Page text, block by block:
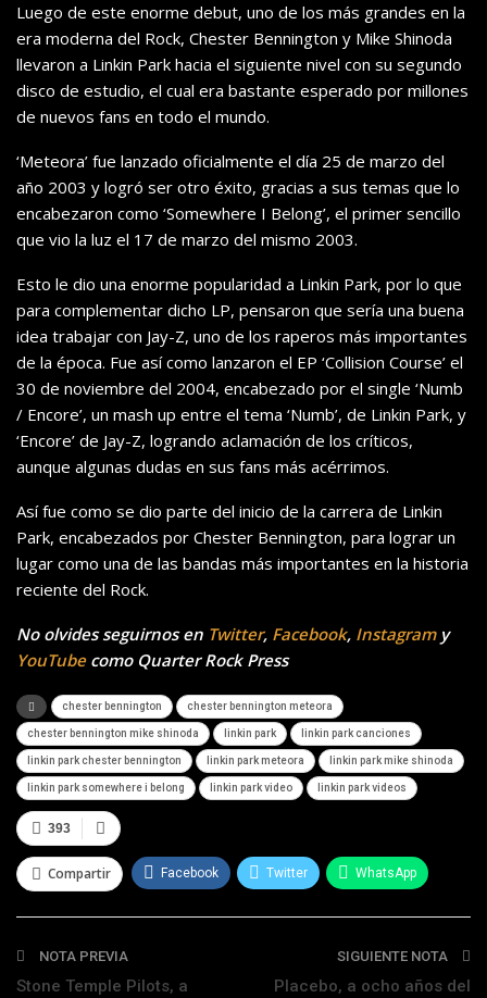
Luego de este enorme debut, uno de los más grandes en la
era moderna del Rock, Chester Bennington y Mike Shinoda
llevaron a Linkin Park hacia el siguiente nivel con su segundo
disco de estudio, el cual era bastante esperado por millones
de nuevos fans en todo el mundo.
‘Meteora’ fue lanzado oficialmente el día 25 de marzo del
año 2003 y logró ser otro éxito, gracias a sus temas que lo
encabezaron como ‘Somewhere I Belong’, el primer sencillo
que vio la luz el 17 de marzo del mismo 2003.
Esto le dio una enorme popularidad a Linkin Park, por lo que
para complementar dicho LP, pensaron que sería una buena
idea trabajar con Jay-Z, uno de los raperos más importantes
de la época. Fue así como lanzaron el EP ‘Collision Course’ el
30 de noviembre del 2004, encabezado por el single ‘Numb
/ Encore’, un mash up entre el tema ‘Numb’, de Linkin Park, y
‘Encore’ de Jay-Z, logrando aclamación de los críticos,
aunque algunas dudas en sus fans más acérrimos.
Así fue como se dio parte del inicio de la carrera de Linkin
Park, encabezados por Chester Bennington, para lograr un
lugar como una de las bandas más importantes en la historia
reciente del Rock.
No olvides seguirnos en Twitter, Facebook, Instagramy
YouTubecomo Quarter Rock Press
chester bennington chester bennington meteora
chester bennington mike shinoda linkin park linkin park canciones
linkin park chester bennington linkin park meteora linkin park mike shinoda
linkin park somewhere i belong linkin park video linkin park videos
393
Compartir Facebook Twitter WhatsApp
Telegram
NOTA PREVIA
Stone Temple Pilots, a
SIGUIENTE NOTA
Placebo, a ocho años del